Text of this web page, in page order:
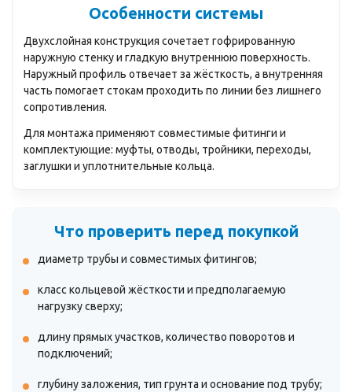
Особенности системы
Двухслойная конструкция сочетает гофрированную
наружную стенку и гладкую внутреннюю поверхность.
Наружный профиль отвечает за жёсткость, а внутренняя
часть помогает стокам проходить по линии без лишнего
сопротивления.
Для монтажа применяют совместимые фитинги и
комплектующие: муфты, отводы, тройники, переходы,
заглушки и уплотнительные кольца.
Что проверить перед покупкой
диаметр трубы и совместимых фитингов;
класс кольцевой жёсткости и предполагаемую
нагрузку сверху;
длину прямых участков, количество поворотов и
подключений;
глубину заложения, тип грунта и основание под трубу;